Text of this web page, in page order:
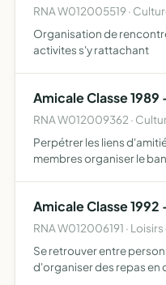
RNA W012005519 ·
Organisation de
activites s'y rattachant
Amicale Classe 1989
RNA W012009362 ·
Perpétrer les liens
membres organiser le
Amicale Classe 1992
RNA W012006191 ·
Se retrouver entre
d'organiser des repas en